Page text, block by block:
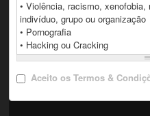
Aceito os Termos &